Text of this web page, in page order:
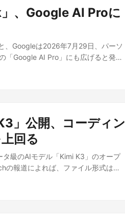
ムにとって実務上のメリットになる
で中国勢に対抗か の内容をもとに、
指摘した。財務長官のScott Bessent
部ベンチマークでClaude Fable 5や
CEOは7月27日の公式ブログで、
ている格好だ。 どの水準で、誰が減
米政府が要請に応じるかどうかも不
模のフロンティアAIモデルを単独開
用するAIツールの選択肢や価格競争
「米政府主導でAI開発に減速を」
を加えて独自に執筆したものです。
を挙げている。 海外レビューのポイ
おむね次の通り。 Claude側で「設定
らメモリーを生成」をオンにする
始」をクリックし、表示されたプロ
ー機能(Enable Memory)がオンにな
) 任意で「Shift+Ctrl+M」を押しモ
は注意を促している。同じ手順
> メモリー」をオンにしておけ
ば新しいスレッドはすべて白紙の状
プラン(ChatGPT Plus・Claude Pro
はなく「これまでのやり取りをどう
を下げる実用的な選択肢になる。
、Google AI Proに
、Googleは2026年7月29日、パーソ
Google AI Pro」にも広げると発表
たが、数週間以内に順次届く予定
た。Gemini Sparkが注目されるの
こなす「自律型」に踏み込んでいる
予約確認メールが届くたびにスプレ
トを調べてドキュメントにまとめカ
求書を点検し値上げや解約忘れのサ
過去のメールから自分の文体を学習
」公開、コーディン
回る
級のAIモデル「Kimi K3」のオープ
の報道によれば、ファイル形式は
モデルを個人や企業が直接ダウンロ